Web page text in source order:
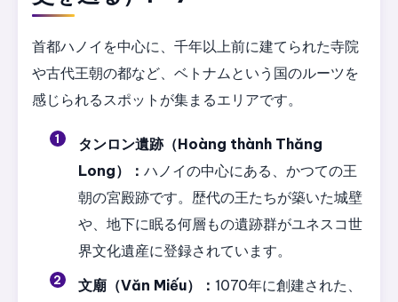
首都ハノイを中心に、千年以上前に建てられた寺院
や古代王朝の都など、ベトナムという国のルーツを
感じられるスポットが集まるエリアです。
タンロン遺跡（Hoàng thành Thăng
Long）： ハノイの中心にある、かつての王
朝の宮殿跡です。歴代の王たちが築いた城壁
や、地下に眠る何層もの遺跡群がユネスコ世
界文化遺産に登録されています。
文廟（Văn Miếu）： 1070年に創建された、